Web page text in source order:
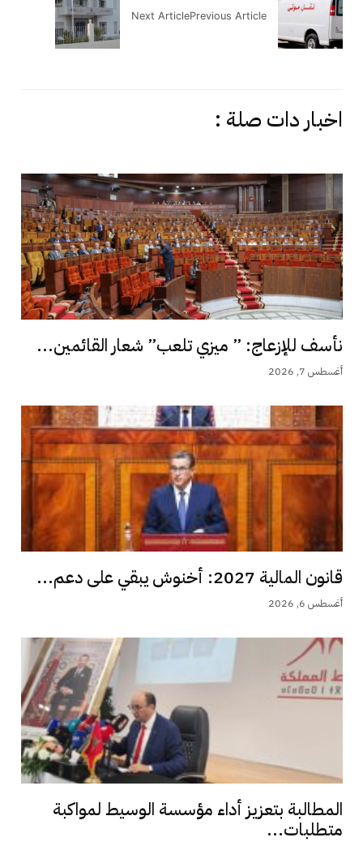
Previous Article
Next Article
اخبار دات صلة :
نأسف للإزعاج: ” ميزي تلعب” شعار القائمين...
أغسطس 7, 2026
قانون المالية 2027: أخنوش يبقي على دعم...
أغسطس 6, 2026
المطالبة بتعزيز أداء مؤسسة الوسيط لمواكبة
متطلبات...